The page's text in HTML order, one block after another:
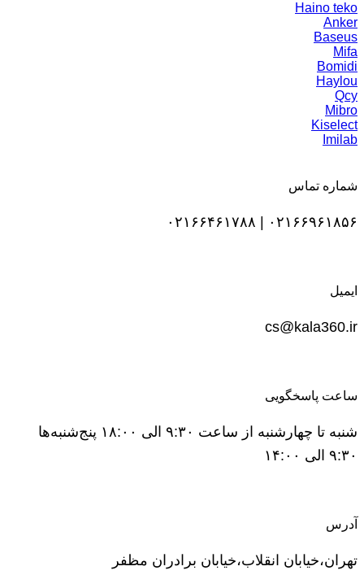
Haino teko
Anker
Baseus
Mifa
Bomidi
Haylou
Qcy
Mibro
Kiselect
Imilab
شماره تماس
۰۲۱۶۶۹۶۱۸۵۶ | ۰۲۱۶۶۴۶۱۷۸۸
ایمیل
cs@kala360.ir
ساعت پاسخگویی
شنبه تا چهارشنبه از ساعت ۹:۳۰ الی ۱۸:۰۰ پنج‌شنبه‌ها
۹:۳۰ الی ۱۴:۰۰
آدرس
تهران،خیابان انقلاب،خیابان برادران مظفر